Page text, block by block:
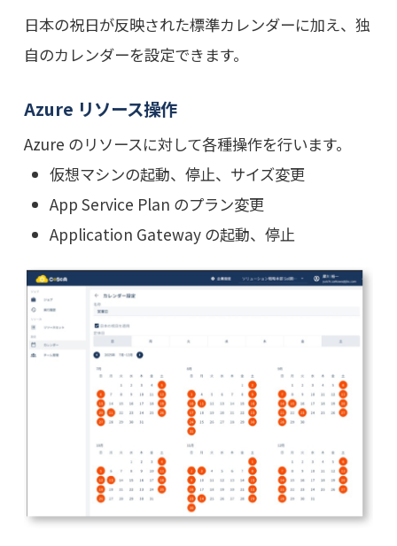
日本の祝日が反映された標準カレンダーに加え、独
自のカレンダーを設定できます。
Azure リソース操作
Azure のリソースに対して各種操作を行います。
仮想マシンの起動、停止、サイズ変更
App Service Plan のプラン変更
Application Gateway の起動、停止